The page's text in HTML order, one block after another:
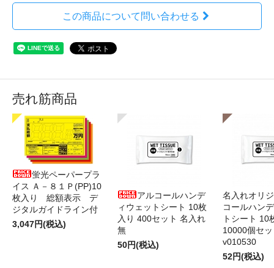
この商品について問い合わせる
売れ筋商品
蛍光ペーパープラ
イス Ａ－８１Ｐ(PP)10
枚入り 総額表示 デ
ジタルガイドライン付
3,047円(税込)
アルコールハンデ
ィウェットシート 10枚
入り 400セット 名入れ
無
50円(税込)
名入れオリ
コールハン
トシート 10
10000個セ
v010530
52円(税込)